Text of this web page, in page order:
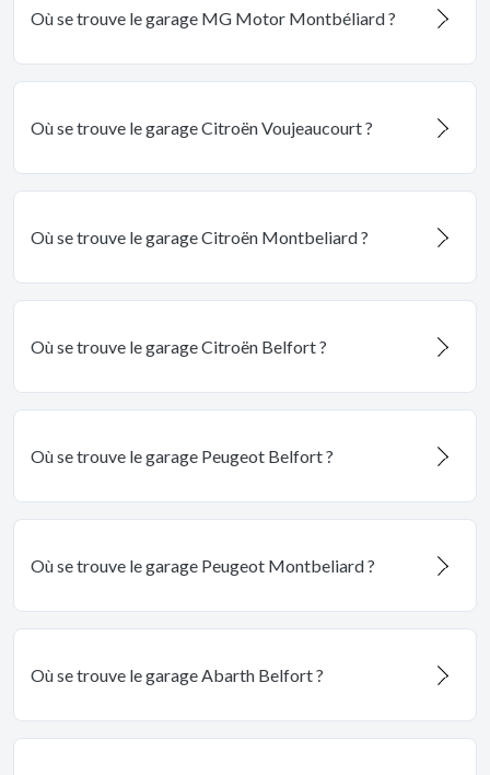
Où se trouve le garage MG Motor Montbéliard ?
Où se trouve le garage Citroën Voujeaucourt ?
Où se trouve le garage Citroën Montbeliard ?
Où se trouve le garage Citroën Belfort ?
Où se trouve le garage Peugeot Belfort ?
Où se trouve le garage Peugeot Montbeliard ?
Où se trouve le garage Abarth Belfort ?